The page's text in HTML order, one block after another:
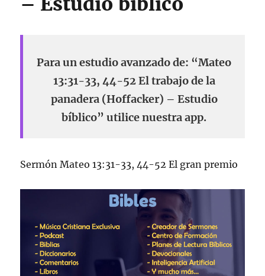
Para un estudio avanzado de: “Mateo
13:31-33, 44-52 El trabajo de la
panadera (Hoffacker) – Estudio
bíblico” utilice nuestra app.
Sermón Mateo 13:31-33, 44-52 El gran premio